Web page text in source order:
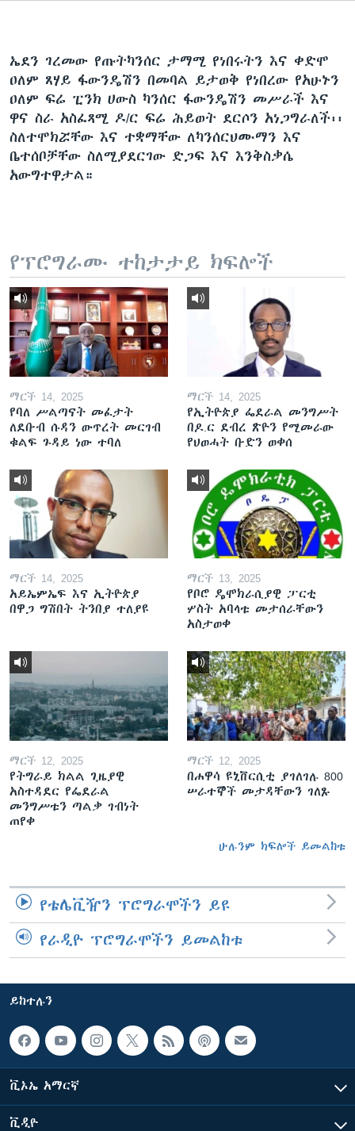
ኤደን ገረመው የጡትካንሰር ታማሚ የነበሩትን እና ቀድሞ
ዐለም ጸሃይ ፋውንዴሽን በመባል ይታወቅ የነበረው የአሁኑን
ዐለም ፍሬ ፒንክ ሀውስ ካንሰር ፋውንዴሽን መሥራች እና
ዋና ስራ አስፈጻሚ ዶ/ር ፍሬ ሕይወት ደርሶን አነጋግራለች፡፡
ስለተሞክሯቸው እና ተቋማቸው ለካንሰርህሙማን እና
ቤተሰቦቻቸው ስለሚያደርገው ድጋፍ እና እንቅስቃሴ
አውግተዋታል።
የፕሮግራሙ ተከታታይ ክፍሎች
ማርች 14, 2025
የባለ ሥልጣናት መፈታት
ለደቡብ ሱዳን ውጥረት መርገብ
ቁልፍ ጉዳይ ነው ተባለ
ማርች 14, 2025
የኢትዮጵያ ፌደራል መንግሥት
በዶ.ር ደብረ ጽዮን የሚመራው
የህወሓት ቡድን ወቀሰ
ማርች 14, 2025
አይኤምኤፍ እና ኢትዮጵያ
በዋጋ ግሽበት ትንበያ ተለያዩ
ማርች 13, 2025
የቦሮ ዴሞክራሲያዊ ፓርቲ
ሦስት አባላቱ መታሰራቸውን
አስታወቀ
ማርች 12, 2025
የትግራይ ክልል ጊዜያዊ
አስተዳደር የፌደራል
መንግሥቱን ጣልቃ ገብነት
ጠየቀ
ማርች 12, 2025
በሐዋሳ ዩኒቨርሲቲ ያገለገሉ 800
ሠራተኞች መታዳቸውን ገለጹ
ሁሉንም ክፍሎች ይመልከቱ
የቴሌቪዥን ፕሮግራሞችን ይዩ
የራዲዮ ፕሮግራሞችን ይመልከቱ
ይከተሉን
ቪኦኤ አማርኛ
ቪዲዮ